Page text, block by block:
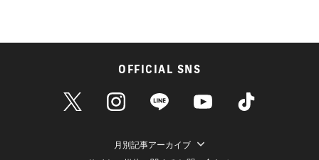
OFFICIAL SNS
月別記事アーカイブ